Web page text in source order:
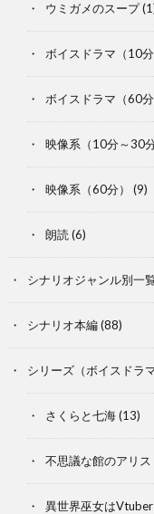
ウミガメのスープ
ボイスドラマ（10分
ボイスドラマ（60分
映像系（10分～30分
映像系（60分） (9)
朗読 (6)
シナリオジャンル別一
シナリオ本編(88)
シリーズ（ボイスドラマ
さくらと七海(13)
不思議な館のアリス
異世界巫女はVtuber